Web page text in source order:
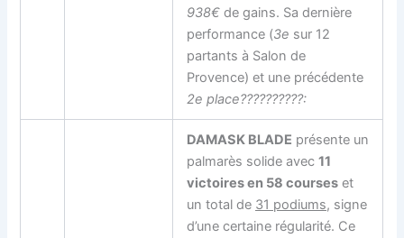
938€ de gains. Sa dernière
performance (3e sur 12
partants à Salon de
Provence) et une précédente
2e place??????????:
DAMASK BLADE présente un
palmarès solide avec11
victoires en 58 courses et
un total de 31 podiums, signe
d’une certaine régularité. Ce